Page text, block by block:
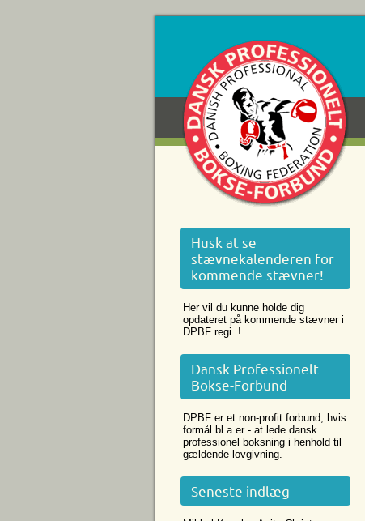
Husk at se
stævnekalenderen for
kommende stævner!
Her vil du kunne holde dig
opdateret på kommende stævner i
DPBF regi..!
Dansk Professionelt
Bokse-Forbund
DPBF er et non-profit forbund, hvis
formål bl.a er - at lede dansk
professionel boksning i henhold til
gældende lovgivning.
Seneste indlæg